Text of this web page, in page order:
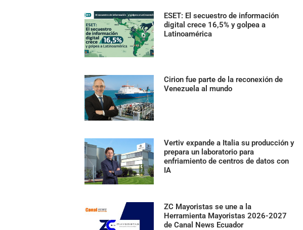
ESET: El secuestro de información
digital crece 16,5% y golpea a
Latinoamérica
Cirion fue parte de la reconexión de
Venezuela al mundo
Vertiv expande a Italia su producción y
prepara un laboratorio para
enfriamiento de centros de datos con
IA
ZC Mayoristas se une a la
Herramienta Mayoristas 2026-2027
de Canal News Ecuador